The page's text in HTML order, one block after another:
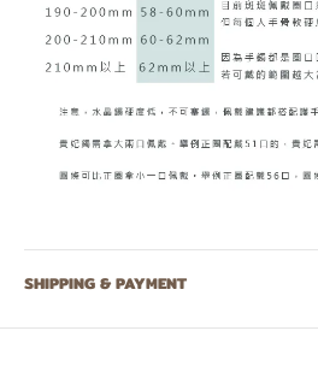
SHIPPING & PAYMENT